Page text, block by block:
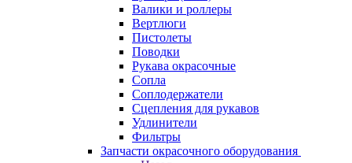
Валики и роллеры
Вертлюги
Пистолеты
Поводки
Рукава окрасочные
Сопла
Соплодержатели
Сцепления для рукавов
Удлинители
Фильтры
Запчасти окрасочного оборудования